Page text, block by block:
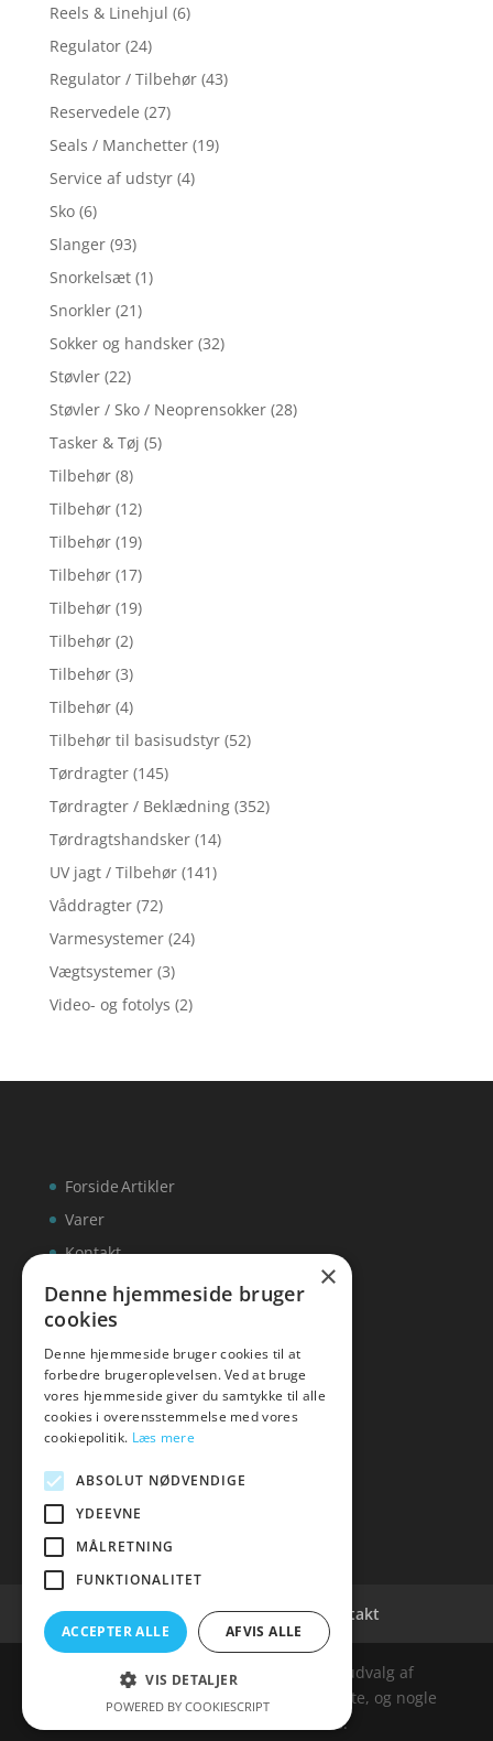
Reels & Linehjul (6)
Regulator (24)
Regulator / Tilbehør (43)
Reservedele (27)
Seals / Manchetter (19)
Service af udstyr (4)
Sko (6)
Slanger (93)
Snorkelsæt (1)
Snorkler (21)
Sokker og handsker (32)
Støvler (22)
Støvler / Sko / Neoprensokker (28)
Tasker & Tøj (5)
Tilbehør (8)
Tilbehør (12)
Tilbehør (19)
Tilbehør (17)
Tilbehør (19)
Tilbehør (2)
Tilbehør (3)
Tilbehør (4)
Tilbehør til basisudstyr (52)
Tørdragter (145)
Tørdragter / Beklædning (352)
Tørdragtshandsker (14)
UV jagt / Tilbehør (141)
Våddragter (72)
Varmesystemer (24)
Vægtsystemer (3)
Video- og fotolys (2)
Forside
Varer
Kontakt
Artikler
inks
Tlf: 7876 8672
Mail:info@inks.dk
Cookie- og privatlivspolitik Kontakt
Denne hjemmeside samler et bredt udvalg af
spændende varer. Siden er et affiiliatesite, og nogle
links kan være affiliatelinks.
×
Denne hjemmeside bruger
cookies
Denne hjemmeside bruger cookies til at
forbedre brugeroplevelsen. Ved at bruge
vores hjemmeside giver du samtykke til alle
cookies i overensstemmelse med vores
cookiepolitik. Læs mere
ABSOLUT NØDVENDIGE
YDEEVNE
MÅLRETNING
FUNKTIONALITET
ACCEPTER ALLE AFVIS ALLE
VIS DETALJER
POWERED BY COOKIESCRIPT